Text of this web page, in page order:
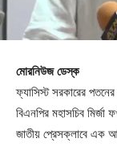
মোরনিউজ ডেস্ক
ফ্যাসিস্ট সরকারের
বিএনপির মহাসচিব
জাতীয় প্রেসক্লাবে এক